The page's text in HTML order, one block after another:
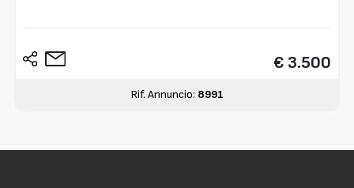
€ 3.500
Rif. Annuncio: 8991